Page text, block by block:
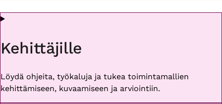
Kehittäjille
Löydä ohjeita, työkaluja ja tukea toimintamallien
kehittämiseen, kuvaamiseen ja arviointiin.